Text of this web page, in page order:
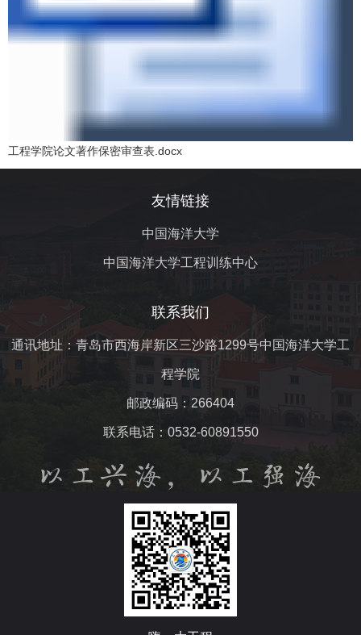
工程学院论文著作保密审查表.docx
友情链接
中国海洋大学
中国海洋大学工程训练中心
联系我们
通讯地址：青岛市西海岸新区三沙路1299号中国海洋大学工
程学院
邮政编码：266404
联系电话：0532-60891550